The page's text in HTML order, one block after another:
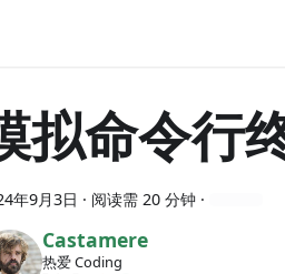
拟命令行
年9月3日 · 阅读需 20 分钟 ·
Castamere
热爱 Coding